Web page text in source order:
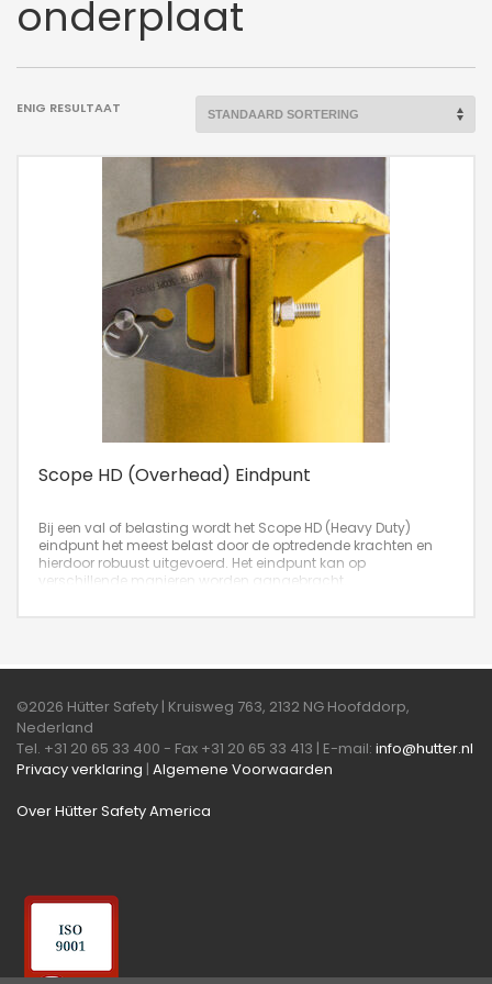
onderplaat
ENIG RESULTAAT
Scope HD (Overhead) Eindpunt
Bij een val of belasting wordt het Scope HD (Heavy Duty)
eindpunt het meest belast door de optredende krachten en
hierdoor robuust uitgevoerd. Het eindpunt kan op
verschillende manieren worden aangebracht.
©2026 Hütter Safety | Kruisweg 763, 2132 NG Hoofddorp,
Nederland
Tel. +31 20 65 33 400 - Fax +31 20 65 33 413 | E-mail: info@hutter.nl
Privacy verklaring | Algemene Voorwaarden
Over Hütter Safety America